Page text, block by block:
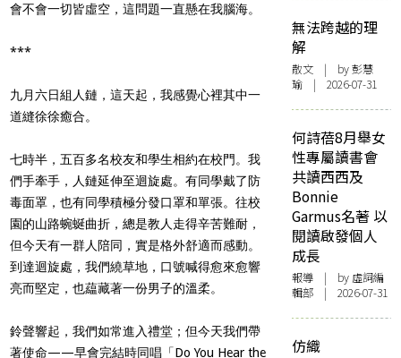
會不會一切皆虛空，這問題一直懸在我腦海。
***
九月六日組人鏈，這天起，我感覺心裡其中一
道縫徐徐癒合。
七時半，五百多名校友和學生相約在校門。我
們手牽手，人鏈延伸至迴旋處。有同學戴了防
毒面罩，也有同學積極分發口罩和單張。往校
園的山路蜿蜒曲折，總是教人走得辛苦難耐，
但今天有一群人陪同，實是格外舒適而感動。
到達迴旋處，我們繞草地，口號喊得愈來愈響
亮而堅定，也藴藏著一份男子的溫柔。
鈴聲響起，我們如常進入禮堂；但今天我們帶
著使命——早會完結時同唱「Do You Hear the
無法跨越的理
解
散文 | by 彭慧
瑜 | 2026-07-31
何詩蓓8月舉女
性專屬讀書會
共讀西西及
Bonnie
Garmus名著 以
閱讀啟發個人
成長
報導 | by 虛詞編
輯部 | 2026-07-31
仿織